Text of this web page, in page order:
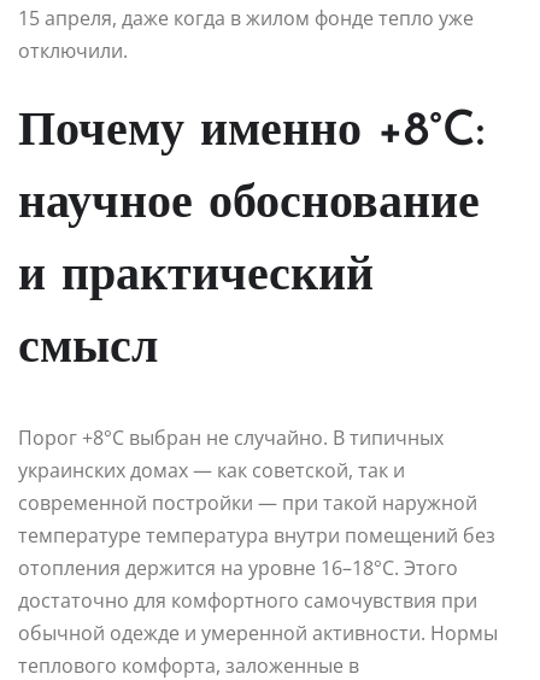
15 апреля, даже когда в жилом фонде тепло уже
отключили.
Почему именно +8°C:
научное обоснование
и практический
смысл
Порог +8°C выбран не случайно. В типичных
украинских домах — как советской, так и
современной постройки — при такой наружной
температуре температура внутри помещений без
отопления держится на уровне 16–18°C. Этого
достаточно для комфортного самочувствия при
обычной одежде и умеренной активности. Нормы
теплового комфорта, заложенные в